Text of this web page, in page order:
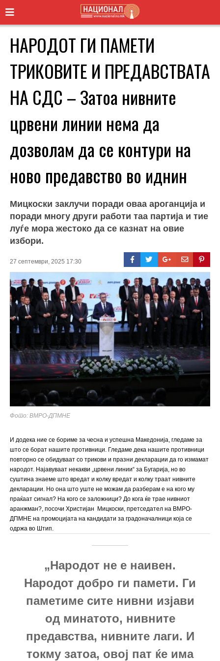
НАРОДОТ ГИ ПАМЕТИ
ТРИКОВИТЕ И ПРЕДАВСТВАТА
НА СДС – Затоа нивните
црвени линии нема да
дозволам да се контури на
ново предавство во иднин
Мицкоски заклучи поради оваа ароганција и
поради многу други работи таа партија и тие
луѓе мора жестоко да се казнат на овие
избори.
27 септември, 2025 17:30
Фото: ВМРО-ДПМНЕ
И додека ние се бориме за чесна и успешна Македонија, гледаме за
што се борат нашите противници. Гледаме дека нашите противници
повторно се обидуваат со трикови и празни декларации да го измамат
народот. Најавуваат некакви „црвени линии“ за Бугарија, но во
суштина знаеме што вредат и колку вредат и колку траат нивните
декларации. Но она што уште не можам да разберам е на кого му
праќаат сигнал? На кого се заложници? До кога ќе трае нивниот
аранжман?, посочи Христијан Мицкоски, претседател на ВМРО-
ДПМНЕ на промоцијата на кандидати за градоначалници која се
одржа во Штип.
„Народот не е наивен.
Народот добро ги памети. Ги
паметиме сите нивни изјави
од минатото, нивните
предавства, нивните лаги. И
токму затоа, овој пат ќе има